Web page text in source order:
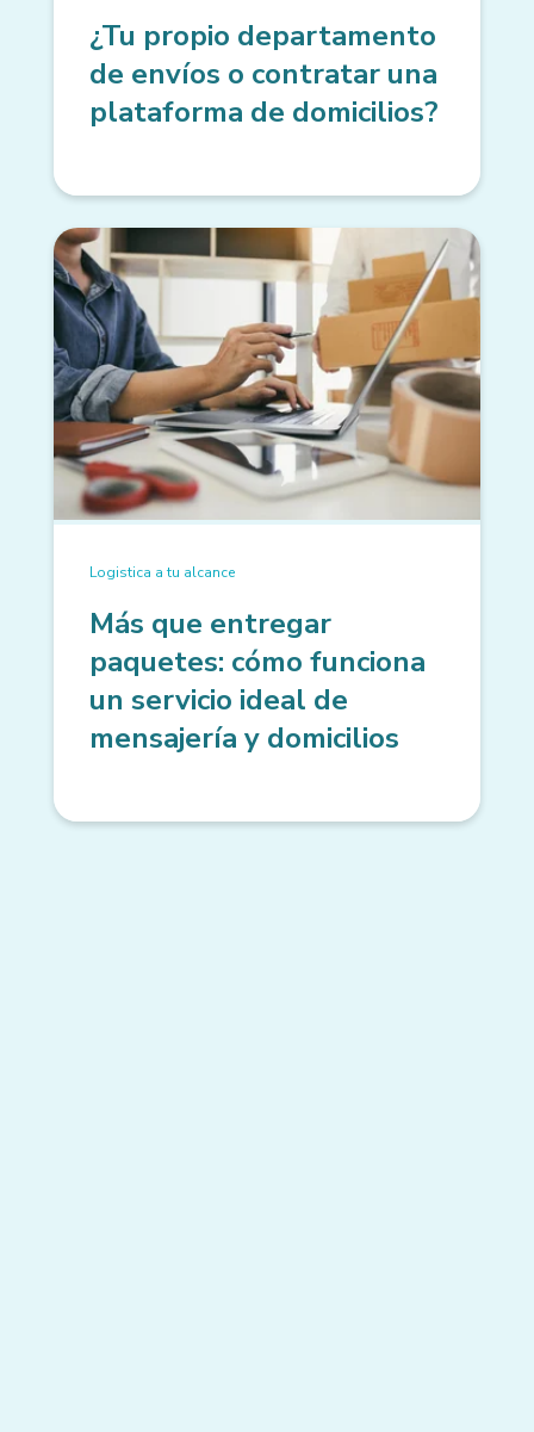
¿Tu propio departamento
de envíos o contratar una
plataforma de domicilios?
Logistica a tu alcance
Más que entregar
paquetes: cómo funciona
un servicio ideal de
mensajería y domicilios